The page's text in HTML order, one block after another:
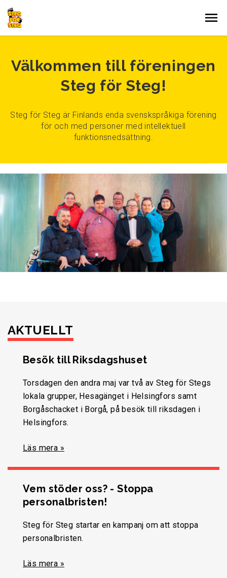
Gå till innehållet
Välkommen till föreningen
Steg för Steg!
Steg för Steg är Finlands enda svenskspråkiga förening
för och med personer med intellektuell
funktionsnedsättning.
AKTUELLT
Besök till Riksdagshuset
Torsdagen den andra maj var två av Steg för Stegs
lokala grupper, Hesagänget i Helsingfors samt
Borgåschacket i Borgå, på besök till riksdagen i
Helsingfors.
Läs mera »
Vem stöder oss? - Stoppa
personalbristen!
Steg för Steg startar en kampanj om att stoppa
personalbristen.
Läs mera »